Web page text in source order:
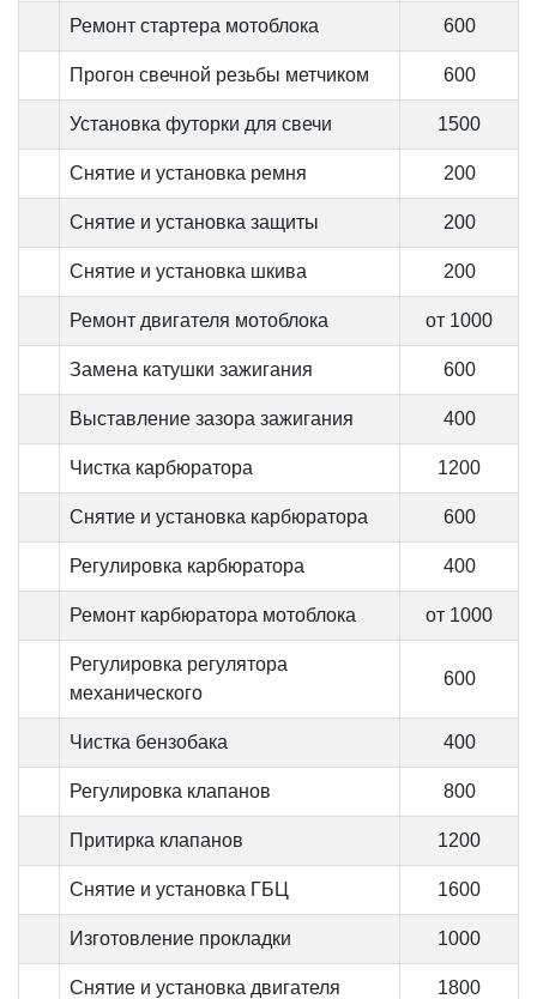
Ремонт стартера мотоблока 600
Прогон свечной резьбы метчиком 600
Установка футорки для свечи 1500
Снятие и установка ремня 200
Снятие и установка защиты 200
Снятие и установка шкива 200
Ремонт двигателя мотоблока от 1000
Замена катушки зажигания 600
Выставление зазора зажигания 400
Чистка карбюратора 1200
Снятие и установка карбюратора 600
Регулировка карбюратора 400
Ремонт карбюратора мотоблока от 1000
Регулировка регулятора
механического
600
Чистка бензобака 400
Регулировка клапанов 800
Притирка клапанов 1200
Снятие и установка ГБЦ 1600
Изготовление прокладки 1000
Снятие и установка двигателя 1800